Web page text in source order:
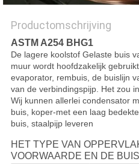
Productomschrijving
ASTM A254 BHG1
De lagere koolstof Gelaste buis
muur wordt hoofdzakelijk
evaporator, rembuis, de buislijn
van de verbindingspijp. Het zou
Wij kunnen allerlei condensator
buis, koper-met een laag
buis, staalpijp leveren
HET TYPE VAN
VOORWAARDE EN DE